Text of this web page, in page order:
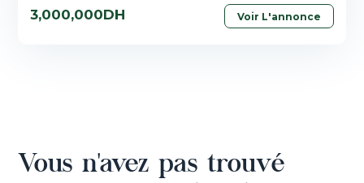
3,000,000DH Voir L'annonce
Vous n'avez pas trouvé